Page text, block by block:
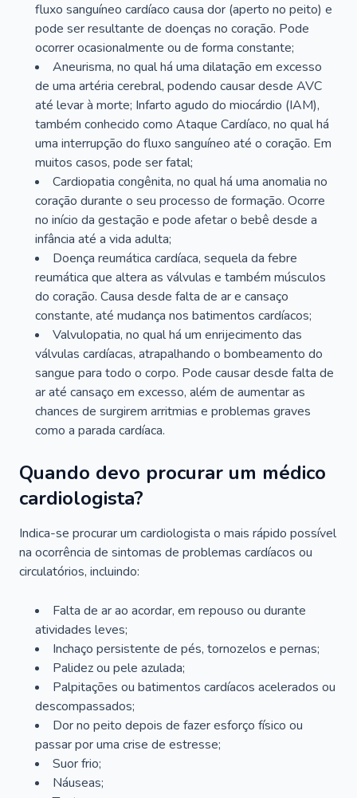
fluxo sanguíneo cardíaco causa dor (aperto no peito) e
pode ser resultante de doenças no coração. Pode
ocorrer ocasionalmente ou de forma constante;
Aneurisma, no qual há uma dilatação em excesso
de uma artéria cerebral, podendo causar desde AVC
até levar à morte; Infarto agudo do miocárdio (IAM),
também conhecido como Ataque Cardíaco, no qual há
uma interrupção do fluxo sanguíneo até o coração. Em
muitos casos, pode ser fatal;
Cardiopatia congênita, no qual há uma anomalia no
coração durante o seu processo de formação. Ocorre
no início da gestação e pode afetar o bebê desde a
infância até a vida adulta;
Doença reumática cardíaca, sequela da febre
reumática que altera as válvulas e também músculos
do coração. Causa desde falta de ar e cansaço
constante, até mudança nos batimentos cardíacos;
Valvulopatia, no qual há um enrijecimento das
válvulas cardíacas, atrapalhando o bombeamento do
sangue para todo o corpo. Pode causar desde falta de
ar até cansaço em excesso, além de aumentar as
chances de surgirem arritmias e problemas graves
como a parada cardíaca.
Quando devo procurar um médico
cardiologista?
Indica-se procurar um cardiologista o mais rápido possível
na ocorrência de sintomas de problemas cardíacos ou
circulatórios, incluindo:
Falta de ar ao acordar, em repouso ou durante
atividades leves;
Inchaço persistente de pés, tornozelos e pernas;
Palidez ou pele azulada;
Palpitações ou batimentos cardíacos acelerados ou
descompassados;
Dor no peito depois de fazer esforço físico ou
passar por uma crise de estresse;
Suor frio;
Náuseas;